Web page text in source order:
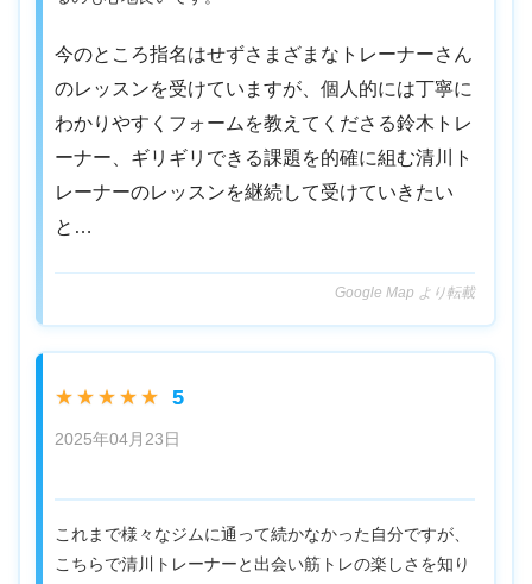
今のところ指名はせずさまざまなトレーナーさん
のレッスンを受けていますが、個人的には丁寧に
わかりやすくフォームを教えてくださる鈴木トレ
ーナー、ギリギリできる課題を的確に組む清川ト
レーナーのレッスンを継続して受けていきたい
と…
Google Map より転載
★★★★★ 5
2025年04月23日
これまで様々なジムに通って続かなかった自分ですが、
こちらで清川トレーナーと出会い筋トレの楽しさを知り